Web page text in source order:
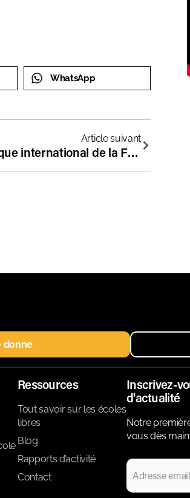
WhatsApp
Article suivant
21 mars 2017 : Colloque international de la FNEP sur la Liberté de l’enseignement
donne
Ressources
Tout savoir sur les écoles
libres
Blog
Rapports d’activité
Contact
Inscrivez-
d'actualité
Notre
vous dès